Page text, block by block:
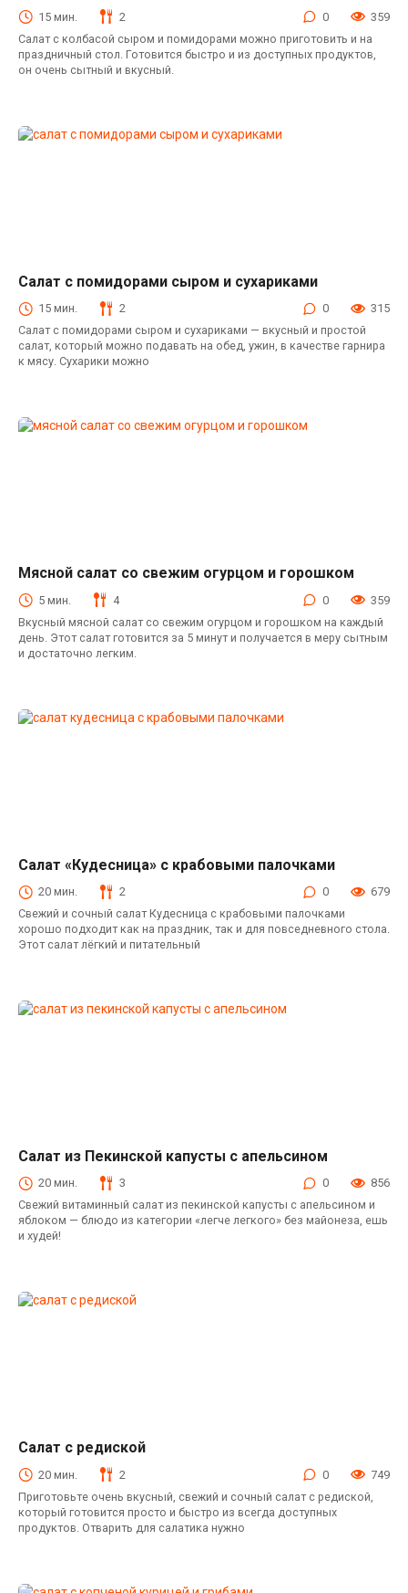
15 мин. 2 0
359
Салат с колбасой сыром и помидорами можно приготовить и на
праздничный стол. Готовится быстро и из доступных продуктов,
он очень сытный и вкусный.
Салаты с сухариками
Салат с помидорами сыром и сухариками
15 мин. 2 0
315
Салат с помидорами сыром и сухариками — вкусный и простой
салат, который можно подавать на обед, ужин, в качестве гарнира
к мясу. Сухарики можно
Мясной салат со свежим огурцом и горошком
5 мин. 4 0
359
Вкусный мясной салат со свежим огурцом и горошком на каждый
день. Этот салат готовится за 5 минут и получается в меру сытным
и достаточно легким.
Салаты с крабовыми палочками
Салат «Кудесница» с крабовыми палочками
20 мин. 2 0
679
Свежий и сочный салат Кудесница с крабовыми палочками
хорошо подходит как на праздник, так и для повседневного стола.
Этот салат лёгкий и питательный
Салат из Пекинской капусты с апельсином
20 мин. 3 0
856
Свежий витаминный салат из пекинской капусты с апельсином и
яблоком — блюдо из категории «легче легкого» без майонеза, ешь
и худей!
Салаты с редиской
Салат с редиской
20 мин. 2 0
749
Приготовьте очень вкусный, свежий и сочный салат с редиской,
который готовится просто и быстро из всегда доступных
продуктов. Отварить для салатика нужно